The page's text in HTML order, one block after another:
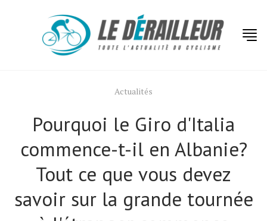
Actualités
Pourquoi le Giro d'Italia
commence-t-il en Albanie?
Tout ce que vous devez
savoir sur la grande tournée